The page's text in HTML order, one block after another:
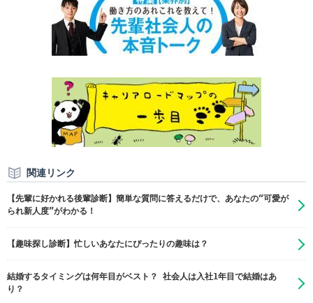
関連リンク
【先輩に好かれる後輩診断】簡単な質問に答えるだけで、あなたの“可愛が
られ新人度”がわかる！
【趣味探し診断】忙しいあなたにぴったりの趣味は？
結婚するタイミングは何年目がベスト？ 社会人は入社1年目で結婚はあ
り？